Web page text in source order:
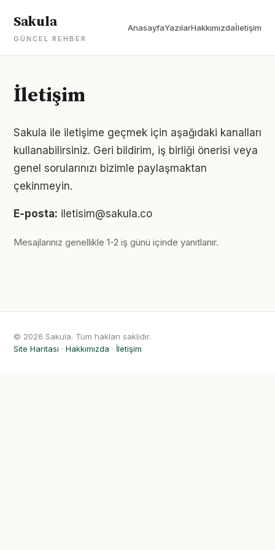
Sakula
GÜNCEL REHBER
AnasayfaYazılarHakkımızdaİletişim
İletişim
Sakula ile iletişime geçmek için aşağıdaki kanalları
kullanabilirsiniz. Geri bildirim, iş birliği önerisi veya
genel sorularınızı bizimle paylaşmaktan
çekinmeyin.
E-posta: iletisim@sakula.co
Mesajlarınız genellikle 1-2 iş günü içinde yanıtlanır.
© 2026 Sakula. Tüm hakları saklıdır.
Site Haritası · Hakkımızda · İletişim